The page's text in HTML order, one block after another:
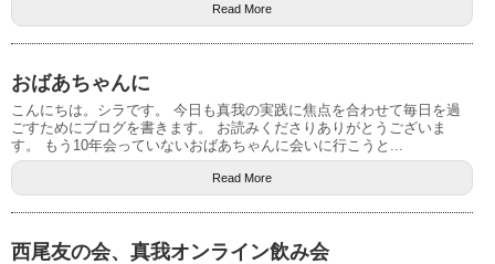
Read More
おばあちゃんに
こんにちは。シラです。 今日も真我の実践に焦点を合わせて毎日を過
ごすためにブログを書きます。 お読みくださりありがとうございま
す。 もう10年会っていないおばあちゃんに会いに行こうと...
Read More
西尾友の会、真我オンライン飲み会